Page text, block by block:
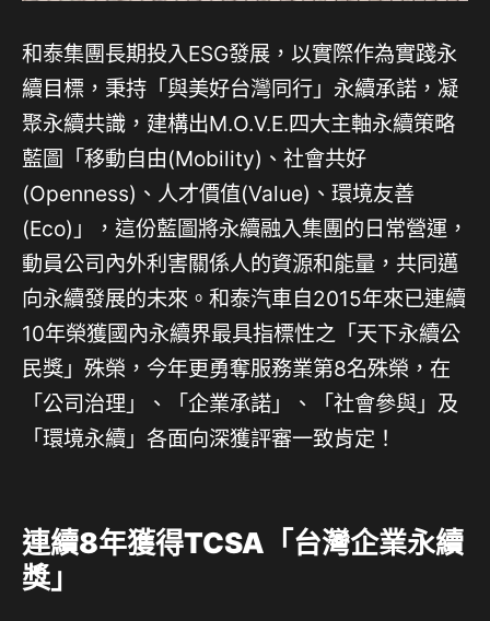
和泰集團長期投入ESG發展，以實際作為實踐永
續目標，秉持「與美好台灣同行」永續承諾，凝
聚永續共識，建構出M.O.V.E.四大主軸永續策略
藍圖「移動自由(Mobility)、社會共好
(Openness)、人才價值(Value)、環境友善
(Eco)」，這份藍圖將永續融入集團的日常營運，
動員公司內外利害關係人的資源和能量，共同邁
向永續發展的未來。和泰汽車自2015年來已連續
10年榮獲國內永續界最具指標性之「天下永續公
民獎」殊榮，今年更勇奪服務業第8名殊榮，在
「公司治理」、「企業承諾」、「社會參與」及
「環境永續」各面向深獲評審一致肯定！
連續8年獲得TCSA「台灣企業永續
獎」